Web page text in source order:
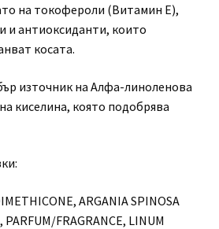
на токофероли (Витамин E),
и антиоксиданти, които
косата.
източник на Алфа-линоленова
киселина, която подобрява
ARGANIA SPINOSA
FRAGRANCE, LINUM